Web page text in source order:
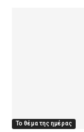
Το θέμα της ημέρας